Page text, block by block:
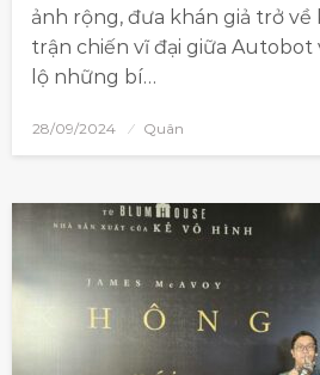
ảnh rộng, đưa khán giả trở
trận chiến vĩ đại giữa Autobot
lộ những bí…
28/09/2024 Quân